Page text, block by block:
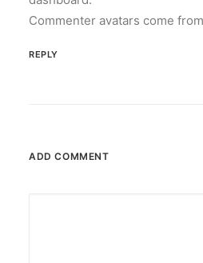
Commenter avatars come from
REPLY
ADD COMMENT